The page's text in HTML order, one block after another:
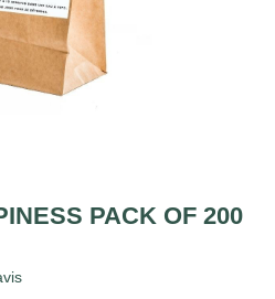
PACK OF 200